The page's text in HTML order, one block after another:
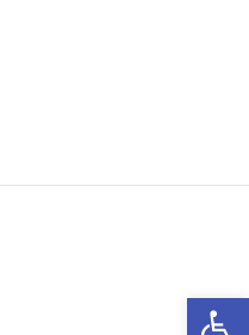
Ouvrir